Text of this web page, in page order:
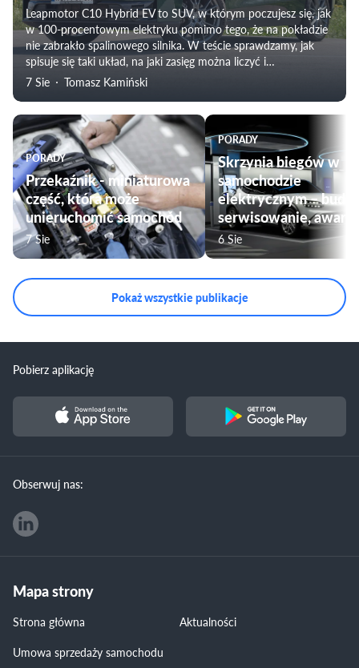
Leapmotor C10 Hybrid EV to SUV, w którym poczujesz się, jak
w 100-procentowym elektryku pomimo tego, że na pokładzie
nie zabrakło spalinowego silnika. W teście sprawdzamy, jak
spisuje się taki układ, na jaki zasięg można liczyć i
weryfikujemy subiektywne odczucia towarzyszące
rodziny.
7 Sie Tomasz Kamiński
PORADY
Przekaźnik - miniaturowa
część, która może
unieruchomić samochód
7 Sie
PORADY
Skrzynia biegów w
samochodzie
elektrycznym –
serwisowanie, awarie
6 Sie
Pokaż wszystkie publikacje
Pobierz aplikację
Obserwuj nas:
Mapa strony
Strona główna
Aktualności
Umowa sprzedaży samochodu